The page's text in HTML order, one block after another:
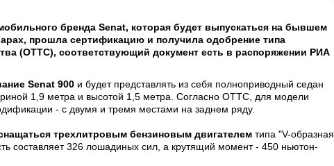
бренда Senat, которая будет выпускаться на бывшем
прошла сертификацию и получила одобрение типа
(ОТТС), соответствующий документ есть в распоряжении РИА
Senat 900 и будет представлять из себя полноприводный седан
1,9 метра и высотой 1,5 метра. Согласно ОТТС, для модели
- с двумя и тремя местами на заднем ряду.
трехлитровым бензиновым двигателем типа "V-образная
составляет 326 лошадиных сил, а крутящий момент - 450 ньютон-